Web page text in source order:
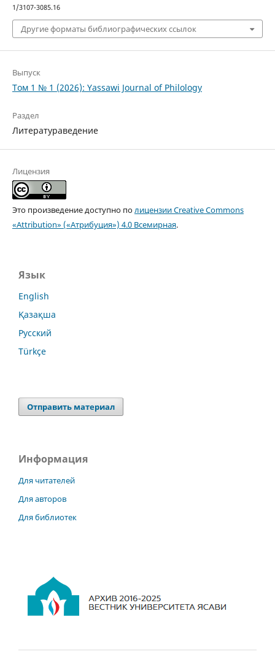
1/3107-3085.16
Другие форматы библиографических ссылок
Выпуск
Том 1 № 1 (2026): Yassawi Journal of Philology
Раздел
Литератураведение
Лицензия
Это произведение доступно полицензии Creative Commons
«Attribution» («Атрибуция») 4.0 Всемирная.
Язык
English
Қазақша
Русский
Türkçe
Отправить материал
Информация
Для читателей
Для авторов
Для библиотек